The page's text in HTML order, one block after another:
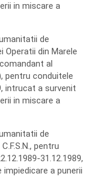
in miscare a
de
din Marele
al
pentru conduitele
intrucat a survenit
in miscare a
de
pentru
31.12.1989,
a punerii